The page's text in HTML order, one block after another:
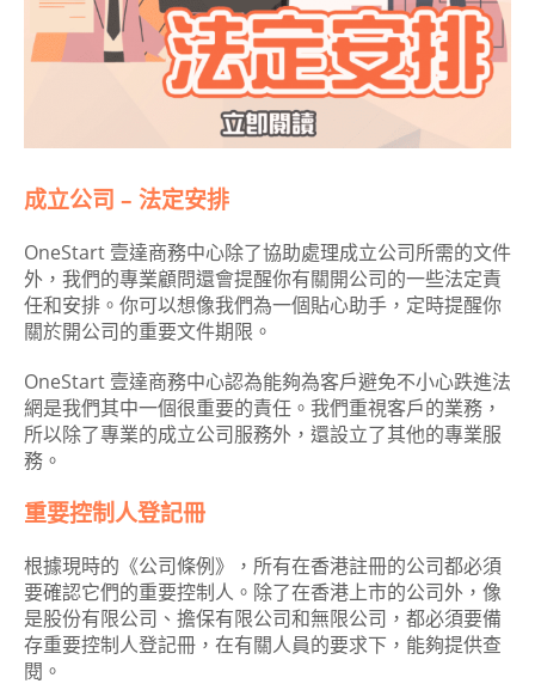
成立公司 – 法定安排
OneStart 壹達商務中心除了協助處理成立公司所需的文件
外，我們的專業顧問還會提醒你有關開公司的一些法定責
任和安排。你可以想像我們為一個貼心助手，定時提醒你
關於開公司的重要文件期限。
OneStart 壹達商務中心認為能夠為客戶避免不小心跌進法
網是我們其中一個很重要的責任。我們重視客戶的業務，
所以除了專業的成立公司服務外，還設立了其他的專業服
務。
重要控制人登記冊
根據現時的《公司條例》，所有在香港註冊的公司都必須
要確認它們的重要控制人。除了在香港上市的公司外，像
是股份有限公司、擔保有限公司和無限公司，都必須要備
存重要控制人登記冊，在有關人員的要求下，能夠提供查
閱。